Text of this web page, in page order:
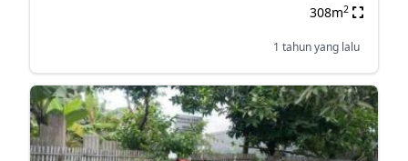
308m2
1 tahun yang lalu